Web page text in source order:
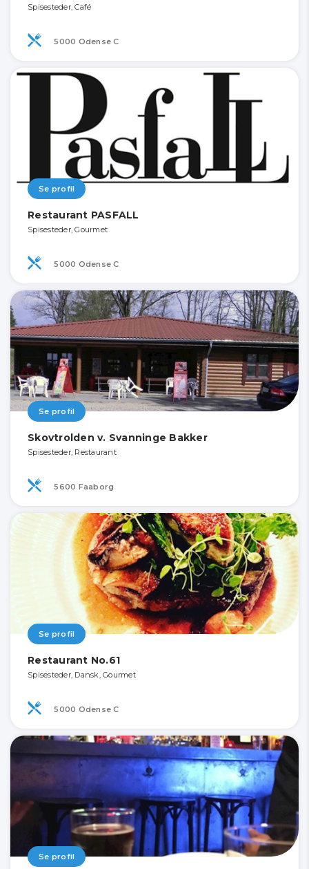
Spisesteder, Café
5000 Odense C
Se profil
Restaurant PASFALL
Spisesteder, Gourmet
5000 Odense C
Se profil
Skovtrolden v. Svanninge Bakker
Spisesteder, Restaurant
5600 Faaborg
Se profil
Restaurant No.61
Spisesteder, Dansk, Gourmet
5000 Odense C
Se profil